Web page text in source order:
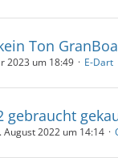
Ton
2023 um 18:49 E-Dart
gebraucht
August 2022 um 14:14